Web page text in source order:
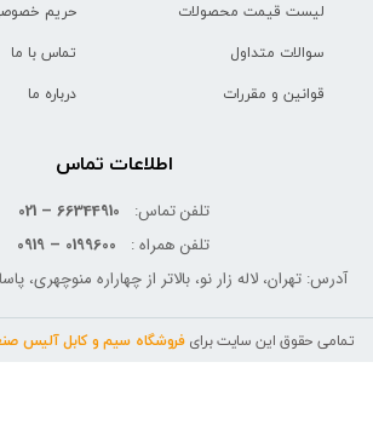
تمامی حقوق این سایت برایفروشگاه سیم و کابل آلیس
لیست قیمت محصولات
سوالات متداول
قوانین و مقررات
حریم
تماس با ما
درباره ما
اطلاعات تماس
تلفن تماس: 66344910 – 021
تلفن همراه : 0199600 – 0919
آدرس: تهران، لاله زار نو، بالاتر از چهاراره منوچهری، پاساژ